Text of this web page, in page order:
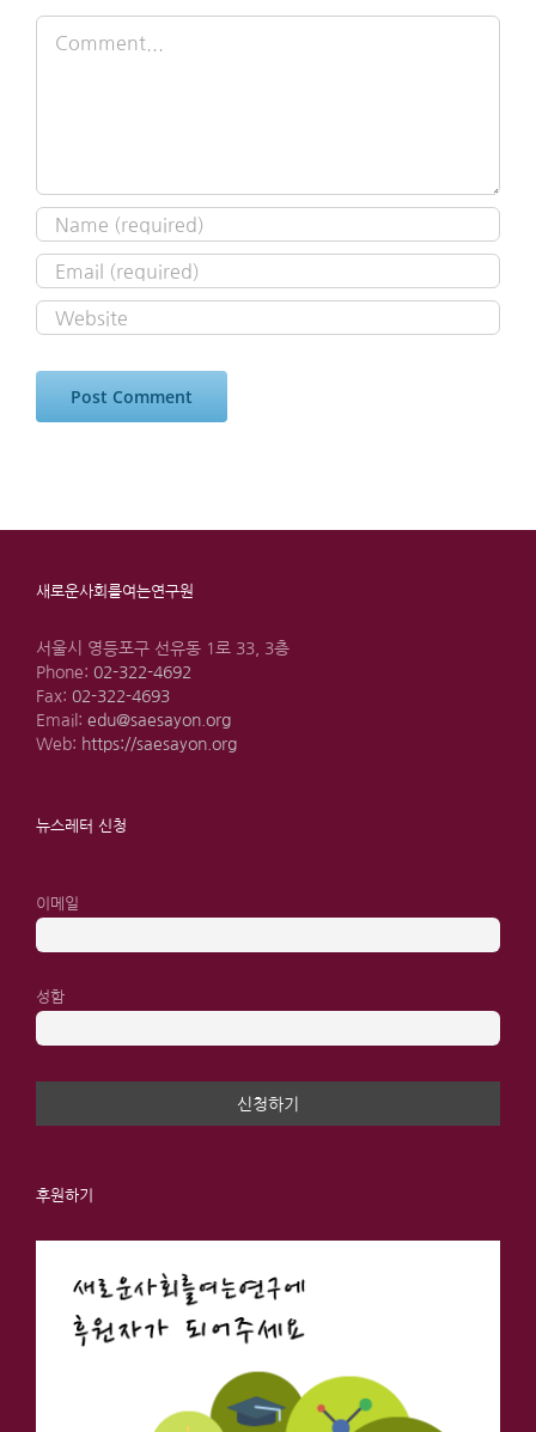
새로운사회를여는연구원
서울시 영등포구 선유동 1로 33, 3층
Phone: 02-322-4692
Fax: 02-322-4693
Email: edu@saesayon.org
Web: https://saesayon.org
뉴스레터 신청
이메일
성함
후원하기